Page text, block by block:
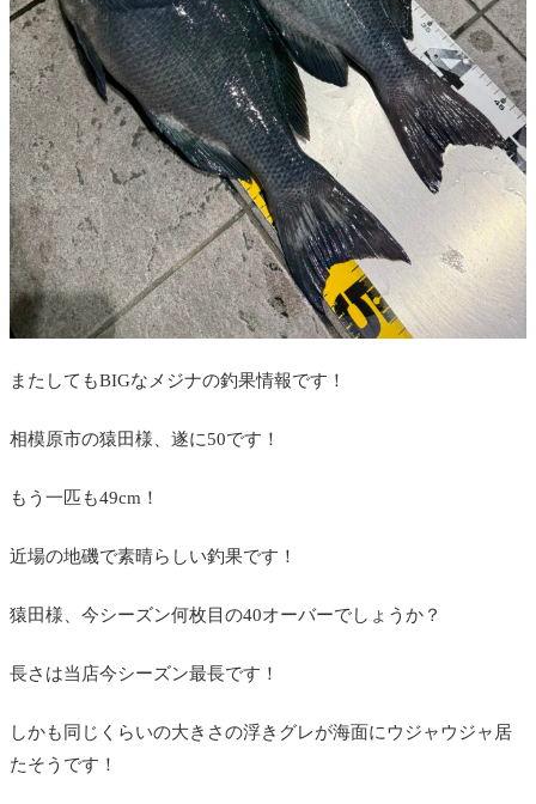
またしてもBIGなメジナの釣果情報です！
相模原市の猿田様、遂に50です！
もう一匹も49cm！
近場の地磯で素晴らしい釣果です！
猿田様、今シーズン何枚目の40オーバーでしょうか？
長さは当店今シーズン最長です！
しかも同じくらいの大きさの浮きグレが海面にウジャウジャ居
たそうです！